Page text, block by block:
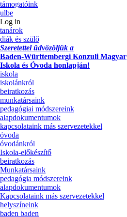
támogatóink
ulbe
Log in
tanárok
diák és szülő
Szeretettel üdvözöljük a
Baden-Württembergi Konzuli Magyar
Iskola és Óvoda honlapján!
iskola
iskolánkról
beiratkozás
munkatársaink
pedagógiai módszereink
alapdokumentumok
kapcsolataink más szervezetekkel
óvoda
óvodánkról
Iskola-előkészítő
beiratkozás
Munkatársaink
pedagógia módszereink
alapdokumentumok
Kapcsolataink más szervezetekkel
helyszíneink
baden baden